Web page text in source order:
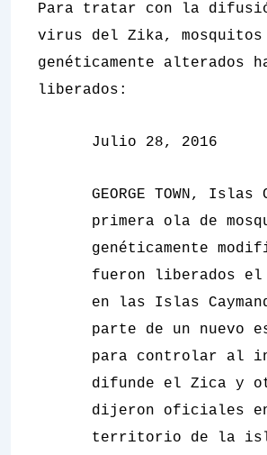
Para tratar con la
virus del Zika, mosquitos
genéticamente alterados
liberados:
Julio 28, 2016
GEORGE TOWN, Islas
primera ola de
genéticamente
fueron liberados el
en las Islas
parte de un nuevo
para controlar al
difunde el Zica y
dijeron oficiales
territorio de la